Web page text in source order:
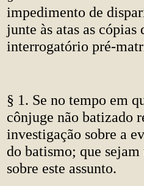
impedimento de
junte às atas as
interrogatório pré-
§ 1. Se no tempo em
cônjuge não batizado
investigação sobre a
do batismo; que
sobre este assunto.